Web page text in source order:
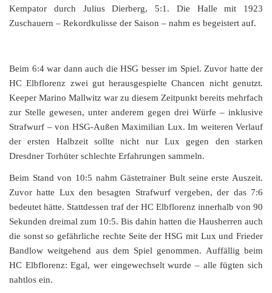
Kempator durch Julius Dierberg, 5:1. Die Halle mit 1923
Zuschauern – Rekordkulisse der Saison – nahm es begeistert auf.
Beim 6:4 war dann auch die HSG besser im Spiel. Zuvor hatte der
HC Elbflorenz zwei gut herausgespielte Chancen nicht genutzt.
Keeper Marino Mallwitz war zu diesem Zeitpunkt bereits mehrfach
zur Stelle gewesen, unter anderem gegen drei Würfe – inklusive
Strafwurf – von HSG-Außen Maximilian Lux. Im weiteren Verlauf
der ersten Halbzeit sollte nicht nur Lux gegen den starken
Dresdner Torhüter schlechte Erfahrungen sammeln.
Beim Stand von 10:5 nahm Gästetrainer Bult seine erste Auszeit.
Zuvor hatte Lux den besagten Strafwurf vergeben, der das 7:6
bedeutet hätte. Stattdessen traf der HC Elbflorenz innerhalb von 90
Sekunden dreimal zum 10:5. Bis dahin hatten die Hausherren auch
die sonst so gefährliche rechte Seite der HSG mit Lux und Frieder
Bandlow weitgehend aus dem Spiel genommen. Auffällig beim
HC Elbflorenz: Egal, wer eingewechselt wurde – alle fügten sich
nahtlos ein.